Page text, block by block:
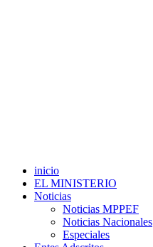
inicio
EL MINISTERIO
Noticias
Noticias MPPEF
Noticias Nacionales
Especiales